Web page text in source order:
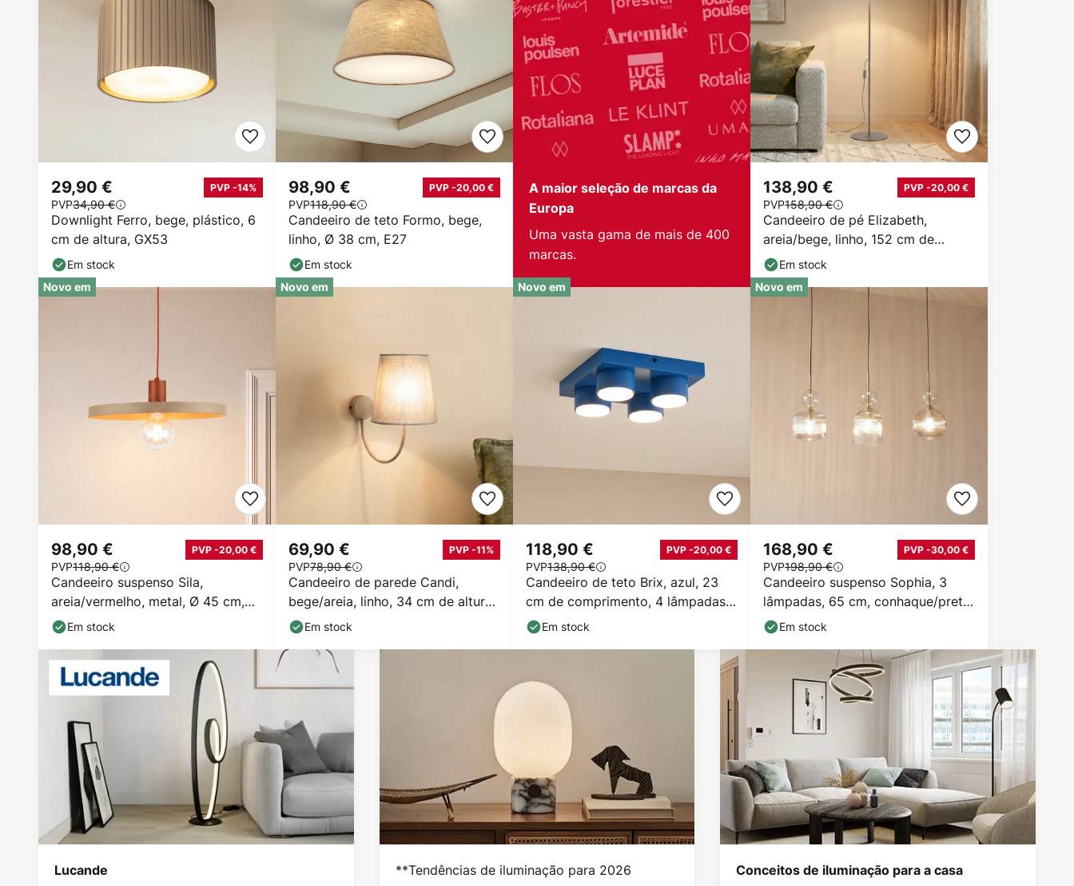
Downlight Ferro, bege, plástico, 6
cm de altura, GX53
29,90 € PVP -14%
PVP34,90 €
Em stock
Candeeiro de teto Formo, bege,
linho, Ø 38 cm, E27
98,90 € PVP -20,00 €
PVP118,90 €
Em stock
A maior seleção de marcas da
Europa
Uma vasta gama de mais de 400
marcas.
Candeeiro de pé Elizabeth,
areia/bege, linho, 152 cm de
altura, E27
138,90 € PVP -20,00 €
PVP158,90 €
Em stock
Novo em
Candeeiro suspenso Sila,
areia/vermelho, metal, Ø 45 cm,
E27
98,90 € PVP -20,00 €
PVP118,90 €
Em stock
Novo em
Candeeiro de parede Candi,
bege/areia, linho, 34 cm de altura,
E27
69,90 € PVP -11%
PVP78,90 €
Em stock
Novo em
Candeeiro de teto Brix, azul, 23
cm de comprimento, 4 lâmpadas,
GX53
118,90 € PVP -20,00 €
PVP138,90 €
Em stock
Novo em
Candeeiro suspenso Sophia, 3
lâmpadas, 65 cm, conhaque/preto,
E14
168,90 € PVP -30,00 €
PVP198,90 €
Em stock
Lucande **Tendências de iluminação para 2026 Conceitos de iluminação para a casa